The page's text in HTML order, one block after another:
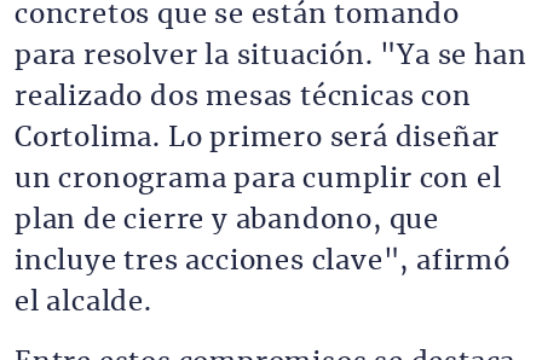
concretos que se están tomando
para resolver la situación. "Ya se han
realizado dos mesas técnicas con
Cortolima. Lo primero será diseñar
un cronograma para cumplir con el
plan de cierre y abandono, que
incluye tres acciones clave", afirmó
el alcalde.